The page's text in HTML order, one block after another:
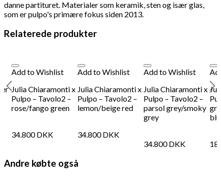
danne partituret. Materialer som keramik, sten og især glas,
som er pulpo's primære fokus siden 2013.
Relaterede produkter
Add to Wishlist
Julia Chiaramonti x
Pulpo – Tavolo2 –
rose/fango green
34.800DKK
Add to Wishlist
Julia Chiaramonti x
Pulpo – Tavolo2 –
lemon/beige red
34.800DKK
Add to Wishlist
Julia Chiaramonti x
Pulpo – Tavolo2 –
parsol grey/smoky
grey
34.800DKK
Andre købte også